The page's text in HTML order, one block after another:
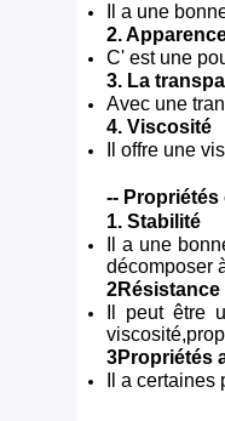
Il a une
2.
C' est une
3. La
Avec une
4. Viscosité
Il offre une
--
1. Stabilité
Il a une
décomposer
Il peut être
3Propriétés
Il a